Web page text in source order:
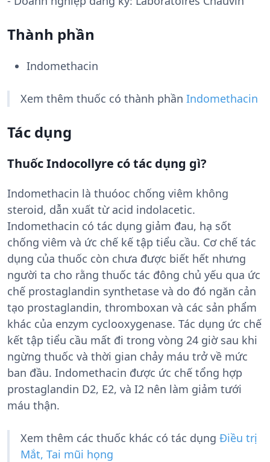
Thành phần
Indomethacin
Xem thêm thuốc có thành phần Indomethacin
Tác dụng
Thuốc Indocollyre có tác dụng gì?
Indomethacin là thuóoc chống viêm không
steroid, dẫn xuất từ acid indolacetic.
Indomethacin có tác dụng giảm đau, hạ sốt
chống viêm và ức chế kế tập tiểu cầu. Cơ chế tác
dụng của thuốc còn chưa được biết hết nhưng
người ta cho rằng thuốc tác đông chủ yếu qua ức
chế prostaglandin synthetase và do đó ngăn cản
tạo prostaglandin, thromboxan và các sản phẩm
khác của enzym cyclooxygenase. Tác dụng ức chế
kết tập tiểu cầu mất đi trong vòng 24 giờ sau khi
ngừng thuốc và thời gian chảy máu trở về mức
ban đầu. Indomethacin được ức chế tổng hợp
prostaglandin D2, E2, và I2 nên làm giảm tưới
máu thận.
Xem thêm các thuốc khác có tác dụng Điều trị
Mắt, Tai mũi họng